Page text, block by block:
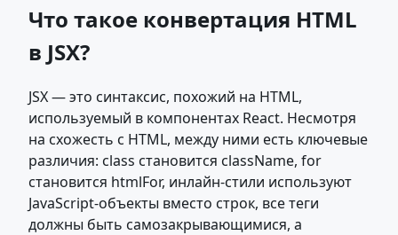
Что такое конвертация HTML
в JSX?
JSX — это синтаксис, похожий на HTML,
используемый в компонентах React. Несмотря
на схожесть с HTML, между ними есть ключевые
различия: class становится className, for
становится htmlFor, инлайн-стили используют
JavaScript-объекты вместо строк, все теги
должны быть самозакрывающимися, а